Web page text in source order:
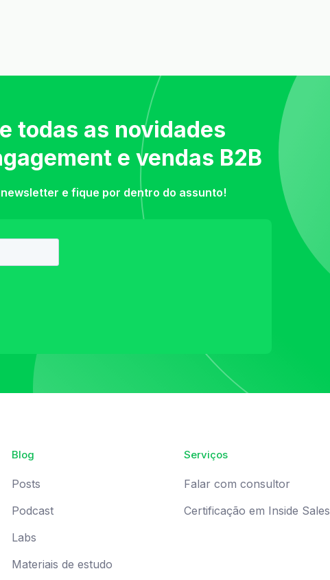
todas as novidades
e vendas B2B
e fique por dentro do assunto!
Blog
Posts
Podcast
Labs
Materiais de estudo
Serviços
Falar com consultor
Certificação em Inside Sales